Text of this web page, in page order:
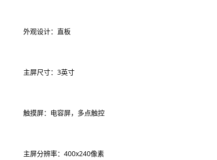
外观设计：直板
主屏尺寸：3英寸
触摸屏：电容屏，多点触控
主屏分辨率：400x240像素